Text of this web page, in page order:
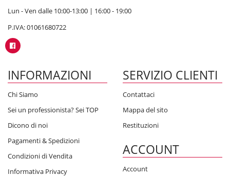
Lun - Ven dalle 10:00-13:00 | 16:00 - 19:00
P.IVA: 01061680722
INFORMAZIONI
Chi Siamo
Sei un professionista? Sei TOP
Dicono di noi
Pagamenti & Spedizioni
Condizioni di Vendita
Informativa Privacy
SERVIZIO CLIENTI
Contattaci
Mappa del sito
Restituzioni
ACCOUNT
Account